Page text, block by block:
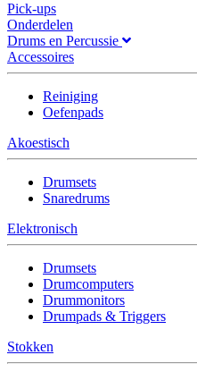
Pick-ups
Onderdelen
Drums en Percussie
Accessoires
Reiniging
Oefenpads
Akoestisch
Drumsets
Snaredrums
Elektronisch
Drumsets
Drumcomputers
Drummonitors
Drumpads & Triggers
Stokken